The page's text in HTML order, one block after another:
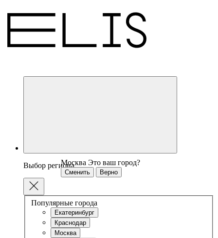
Выбор региона
Популярные города
Екатеринбург
Краснодар
Москва
Москва Это ваш город?
Сменить Верно